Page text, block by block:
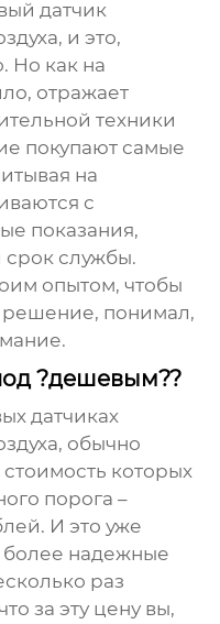
датчик
, и это,
Но как на
отражает
техники
покупают самые
на
с
показания,
срок службы.
опытом, чтобы
решение, понимал,
?дешевым??
датчиках
, обычно
которых
порога –
И это уже
более надежные
раз
за эту цену вы,